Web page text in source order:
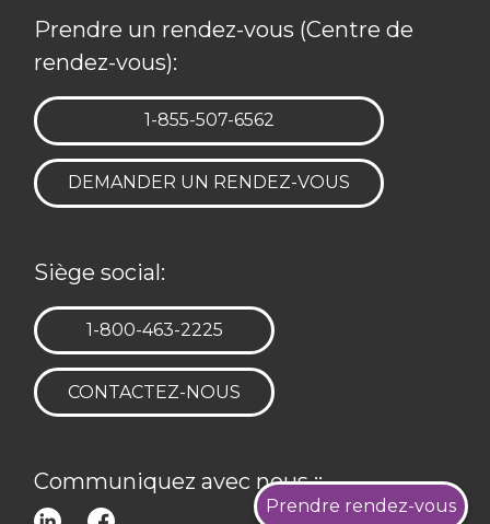
Prendre rendez-vous
Prendre un rendez-vous (Centre de
rendez-vous):
TÉLÉPHONE:
1-855-507-6562
DEMANDER UN RENDEZ-VOUS
Siège social:
TÉLÉPHONE:
1-800-463-2225
CONTACTEZ-NOUS
Communiquez avec nous ::